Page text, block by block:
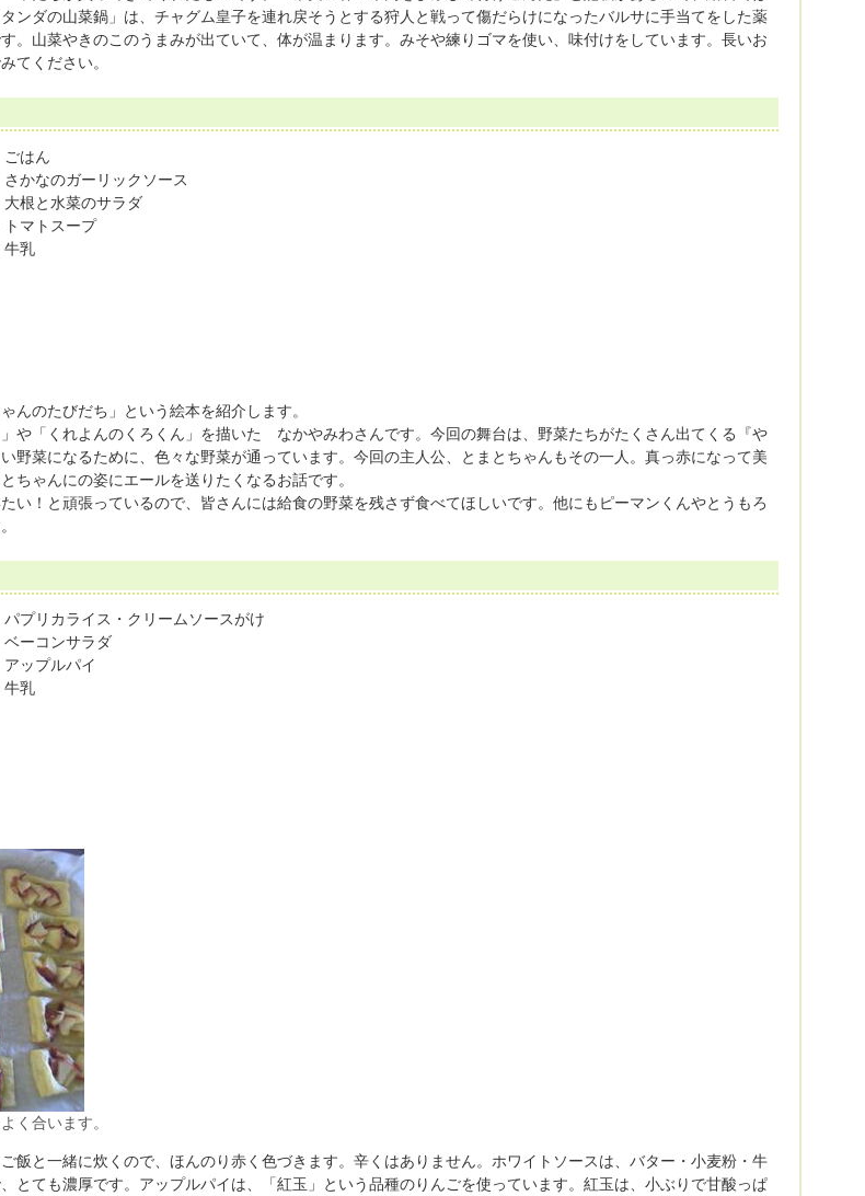
ンダの山菜鍋」は、チャグム皇子を連れ戻そうとする狩人と戦って傷だらけになったバルサに手当てをした薬
。山菜やきのこのうまみが出ていて、体が温まります。みそや練りゴマを使い、味付けをしています。長いお
てください。
ごはん
さかなのガーリックソース
大根と水菜のサラダ
トマトスープ
牛乳
のたびだち」という絵本を紹介します。
や「くれよんのくろくん」を描いた なかやみわさんです。今回の舞台は、野菜たちがたくさん出てくる『や
野菜になるために、色々な野菜が通っています。今回の主人公、とまとちゃんもその一人。真っ赤になって美
ちゃんにの姿にエールを送りたくなるお話です。
い！と頑張っているので、皆さんには給食の野菜を残さず食べてほしいです。他にもピーマンくんやとうもろ
パプリカライス・クリームソースがけ
ベーコンサラダ
アップルパイ
牛乳
く合います。
飯と一緒に炊くので、ほんのり赤く色づきます。辛くはありません。ホワイトソースは、バター・小麦粉・牛
とても濃厚です。アップルパイは、「紅玉」という品種のりんごを使っています。紅玉は、小ぶりで甘酸っぱ